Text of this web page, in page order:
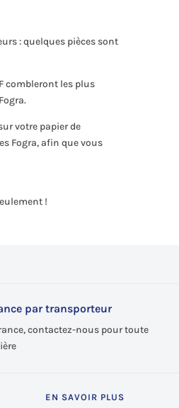
: quelques pièces sont
combleront les plus
votre papier de
Fogra, afin que vous
!
par transporteur
contactez-nous pour toute
EN SAVOIR PLUS